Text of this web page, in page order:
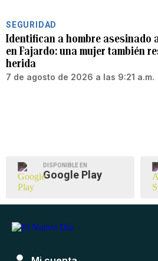
SEGURIDAD
Identifican a hombre asesinado
en Fajardo: una mujer también
herida
7 de agosto de 2026 a las 9:21 a.m.
DISPONIBLE EN
Google Play